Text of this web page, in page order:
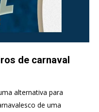
de carnaval
alternativa para
de uma